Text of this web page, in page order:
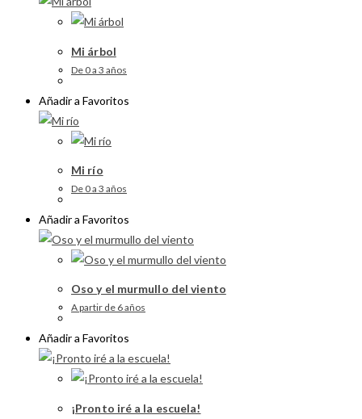
Mi árbol
De 0 a 3 años
Añadir a Favoritos
Mi río
De 0 a 3 años
Añadir a Favoritos
Oso y el murmullo del viento
A partir de 6 años
Añadir a Favoritos
¡Pronto iré a la escuela!